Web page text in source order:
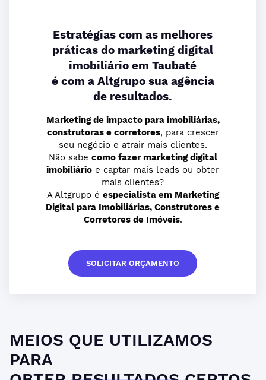
Estratégias com as melhores
práticas do marketing digital
imobiliário em Taubaté
é com a Altgrupo sua agência
de resultados.
Marketing de impacto para imobiliárias,
construtoras e corretores, para crescer
seu negócio e atrair mais clientes.
Não sabe como fazer marketing digital
imobiliário e captar mais leads ou obter
mais clientes?
A Altgrupo é especialista em Marketing
Digital para Imobiliárias, Construtores e
Corretores de Imóveis.
SOLICITAR ORÇAMENTO
MEIOS QUE UTILIZAMOS
PARA